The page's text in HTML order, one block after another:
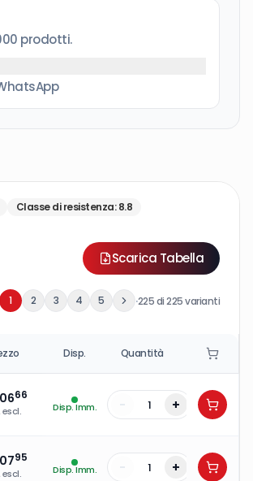
prodotti.
Classe di resistenza:8.8
Scarica Tabella
1 2 3 4 5 ·225di225varianti
Disp. Quantità
66
escl.
Disp. Imm. - +
95
escl.
Disp. Imm. - +